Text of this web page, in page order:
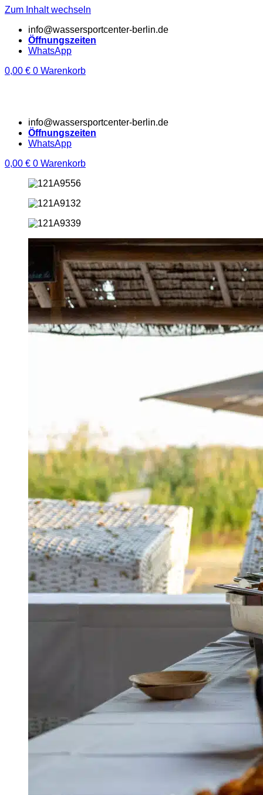
Zum Inhalt wechseln
info@wassersportcenter-berlin.de
Öffnungszeiten
WhatsApp
0,00 € 0 Warenkorb
info@wassersportcenter-berlin.de
Öffnungszeiten
WhatsApp
0,00 € 0 Warenkorb